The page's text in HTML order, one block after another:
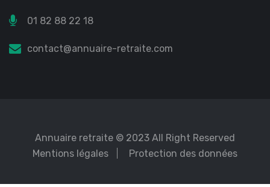
01 82 88 22 18
contact@annuaire-retraite.com
Annuaire retraite © 2023 All Right Reserved
Mentions légales
Protection des données